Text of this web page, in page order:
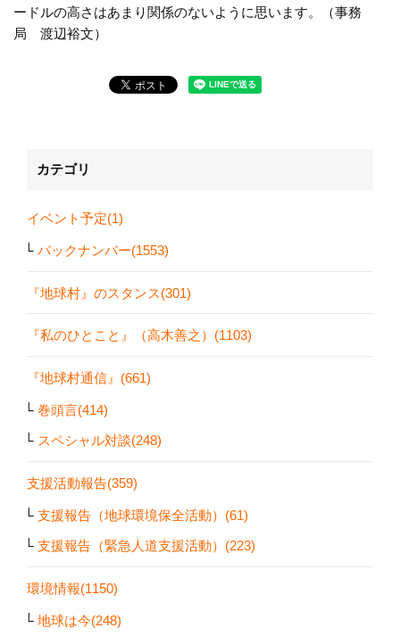
ードルの高さはあまり関係のないように思います。（事務
局 渡辺裕文）
カテゴリ
イベント予定(1)
バックナンバー(1553)
『地球村』のスタンス(301)
『私のひとこと』（高木善之）(1103)
『地球村通信』(661)
巻頭言(414)
スペシャル対談(248)
支援活動報告(359)
支援報告（地球環境保全活動）(61)
支援報告（緊急人道支援活動）(223)
環境情報(1150)
地球は今(248)